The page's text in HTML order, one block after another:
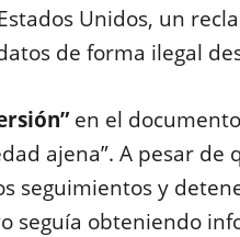
Unidos, un
de forma ilegal
en el
ajena”. A pesar de
seguimientos y
seguía obteniendo